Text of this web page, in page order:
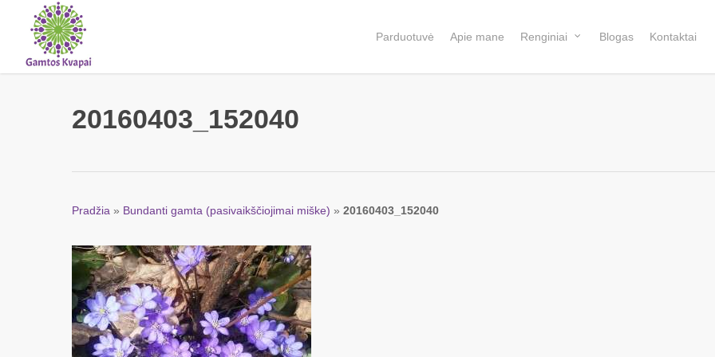
content
Parduotuvė Apie mane Renginiai Blogas Kontaktai
20160403_152040
Pradžia » Bundanti gamta (pasivaikščiojimai miške) » 20160403_152040